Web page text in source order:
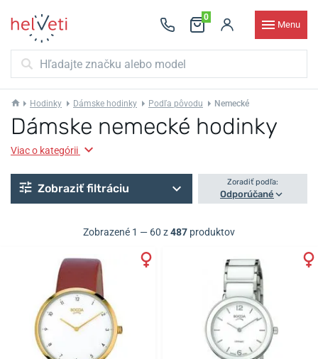
0
Menu
Hodinky Dámske hodinky Podľa pôvodu Nemecké
Dámske nemecké hodinky
Viac o kategórii
Zobraziť filtráciu Zoradiť podľa:
Odporúčané
Zobrazené 1 — 60 z487 produktov